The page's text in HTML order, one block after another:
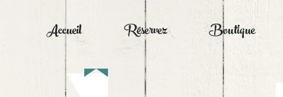
Accueil Réservez Boutique